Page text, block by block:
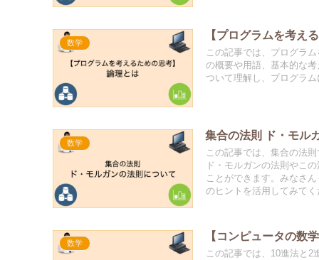
数学
【プログラムを考え
この記事では、プログラ
の概要や用語、基本的な
ついて理解し、プログラ
数学
集合の法則 ド・モル
この記事では、集合の法
ド・モルガンの法則やこ
ことができます。みなさ
のヒントを活用してみてく
数学
【コンピュータの数
この記事では、10進法と2